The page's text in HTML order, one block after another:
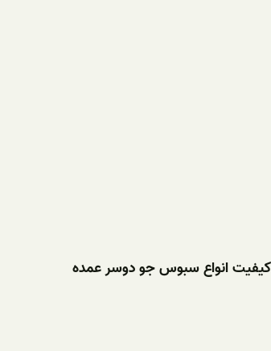
کیفیت انواع سبوس جو دوسر عمده